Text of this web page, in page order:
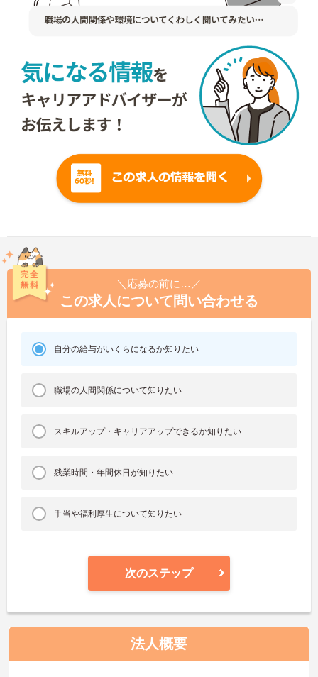
＼応募の前に…／
この求人について問い合わせる
自分の給与がいくらになるか知りたい
職場の人間関係について知りたい
スキルアップ・キャリアアップできるか知りたい
残業時間・年間休日が知りたい
手当や福利厚生について知りたい
次のステップ
法人概要